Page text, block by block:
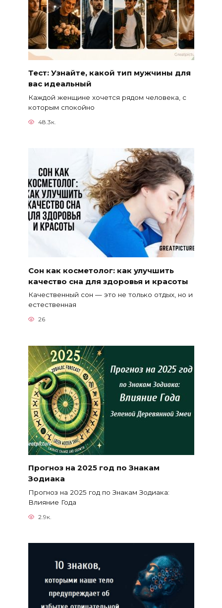
Тест: Узнайте, какой тип мужчины для
вас идеальный
Каждой женщине хочется рядом человека, с
которым спокойно
48.3к.
Сон как косметолог: как улучшить
качество сна для здоровья и красоты
Качественный сон — это не только отдых, но и
естественная
26
Прогноз на 2025 год по Знакам
Зодиака
Прогноз на 2025 год по Знакам Зодиака:
Влияние Года
2.9к.